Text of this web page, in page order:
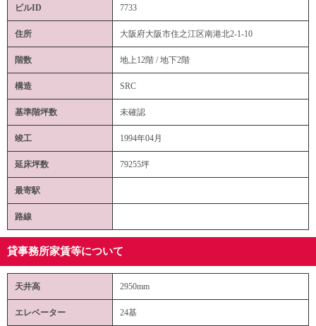
ビルID 7733
住所 大阪府大阪市住之江区南港北2-1-10
階数 地上12階 / 地下2階
構造 SRC
基準階坪数 未確認
竣工 1994年04月
延床坪数 79255坪
最寄駅
路線
貸事務所家賃等について
天井高 2950mm
エレベーター 24基